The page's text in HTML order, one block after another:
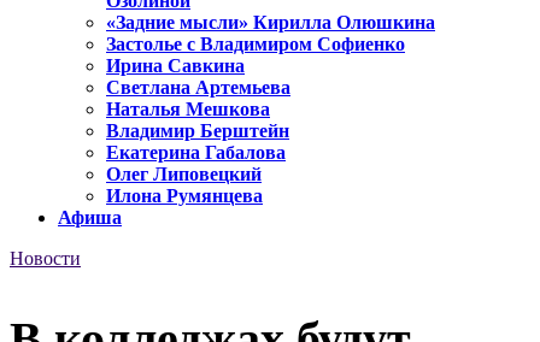
«Задние мысли» Кирилла Олюшкина
Застолье с Владимиром Софиенко
Ирина Савкина
Светлана Артемьева
Наталья Мешкова
Владимир Берштейн
Екатерина Габалова
Олег Липовецкий
Илона Румянцева
Афиша
Новости